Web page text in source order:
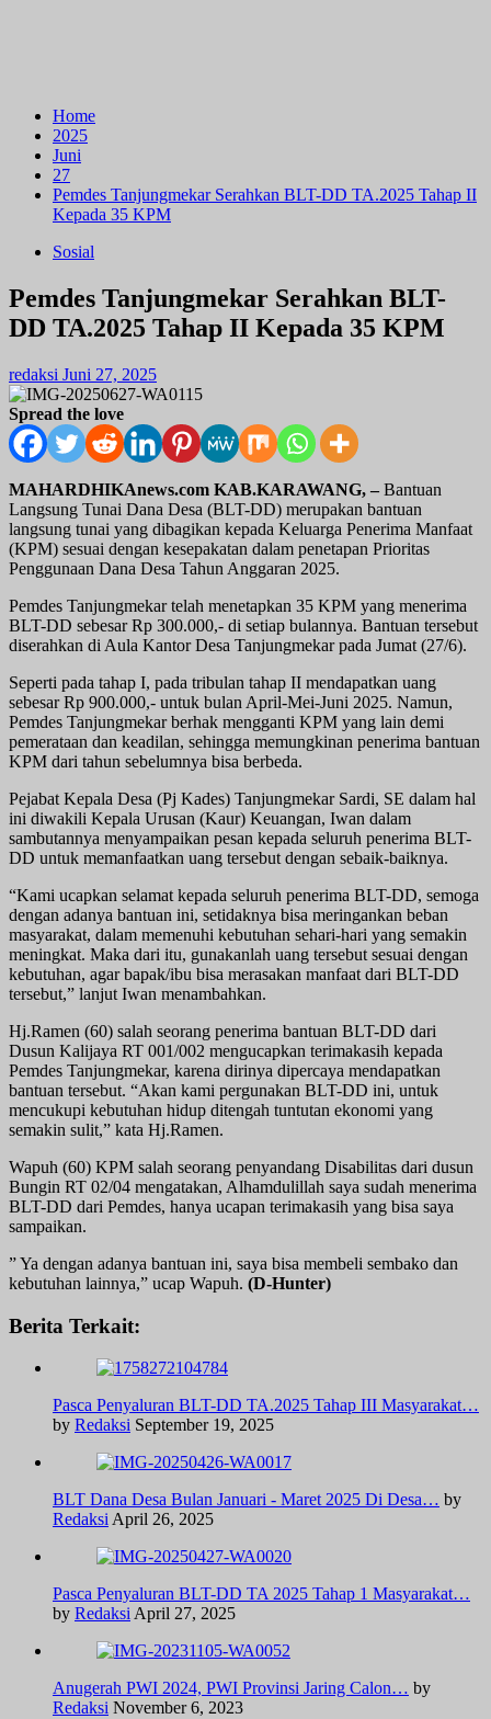
Home
2025
Juni
27
Pemdes Tanjungmekar Serahkan BLT-DD TA.2025 Tahap II
Kepada 35 KPM
Sosial
Pemdes Tanjungmekar Serahkan BLT-
DD TA.2025 Tahap II Kepada 35 KPM
redaksi Juni 27, 2025
Spread the love
MAHARDHIKAnews.com KAB.KARAWANG, – Bantuan
Langsung Tunai Dana Desa (BLT-DD) merupakan bantuan
langsung tunai yang dibagikan kepada Keluarga Penerima Manfaat
(KPM) sesuai dengan kesepakatan dalam penetapan Prioritas
Penggunaan Dana Desa Tahun Anggaran 2025.
Pemdes Tanjungmekar telah menetapkan 35 KPM yang menerima
BLT-DD sebesar Rp 300.000,- di setiap bulannya. Bantuan tersebut
diserahkan di Aula Kantor Desa Tanjungmekar pada Jumat (27/6).
Seperti pada tahap I, pada tribulan tahap II mendapatkan uang
sebesar Rp 900.000,- untuk bulan April-Mei-Juni 2025. Namun,
Pemdes Tanjungmekar berhak mengganti KPM yang lain demi
pemerataan dan keadilan, sehingga memungkinan penerima bantuan
KPM dari tahun sebelumnya bisa berbeda.
Pejabat Kepala Desa (Pj Kades) Tanjungmekar Sardi, SE dalam hal
ini diwakili Kepala Urusan (Kaur) Keuangan, Iwan dalam
sambutannya menyampaikan pesan kepada seluruh penerima BLT-
DD untuk memanfaatkan uang tersebut dengan sebaik-baiknya.
“Kami ucapkan selamat kepada seluruh penerima BLT-DD, semoga
dengan adanya bantuan ini, setidaknya bisa meringankan beban
masyarakat, dalam memenuhi kebutuhan sehari-hari yang semakin
meningkat. Maka dari itu, gunakanlah uang tersebut sesuai dengan
kebutuhan, agar bapak/ibu bisa merasakan manfaat dari BLT-DD
tersebut,” lanjut Iwan menambahkan.
Hj.Ramen (60) salah seorang penerima bantuan BLT-DD dari
Dusun Kalijaya RT 001/002 mengucapkan terimakasih kepada
Pemdes Tanjungmekar, karena dirinya dipercaya mendapatkan
bantuan tersebut. “Akan kami pergunakan BLT-DD ini, untuk
mencukupi kebutuhan hidup ditengah tuntutan ekonomi yang
semakin sulit,” kata Hj.Ramen.
Wapuh (60) KPM salah seorang penyandang Disabilitas dari dusun
Bungin RT 02/04 mengatakan, Alhamdulillah saya sudah menerima
BLT-DD dari Pemdes, hanya ucapan terimakasih yang bisa saya
sampaikan.
” Ya dengan adanya bantuan ini, saya bisa membeli sembako dan
kebutuhan lainnya,” ucap Wapuh. (D-Hunter)
Berita Terkait:
Pasca Penyaluran BLT-DD TA.2025 Tahap III Masyarakat…
by Redaksi September 19, 2025
BLT Dana Desa Bulan Januari - Maret 2025 Di Desa… by
Redaksi April 26, 2025
Pasca Penyaluran BLT-DD TA 2025 Tahap 1 Masyarakat…
by Redaksi April 27, 2025
Anugerah PWI 2024, PWI Provinsi Jaring Calon… by
Redaksi November 6, 2023